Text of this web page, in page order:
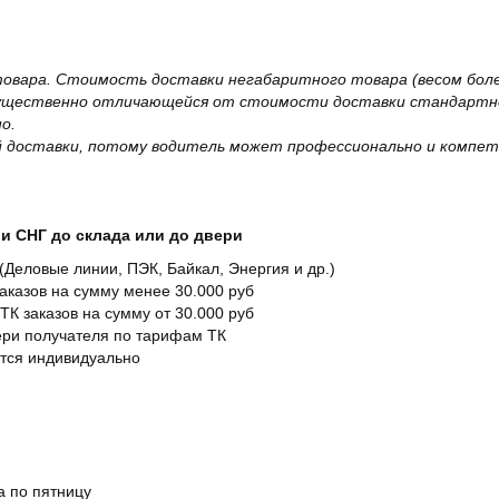
Стоимость доставки негабаритного товара (весом
отличающейся от стоимости доставки
потому водитель может профессионально и
СНГ до склада или до двери
линии, ПЭК, Байкал, Энергия и др.)
на сумму менее 30.000 руб
заказов на сумму от 30.000 руб
получателя по тарифам ТК
индивидуально
по пятницу